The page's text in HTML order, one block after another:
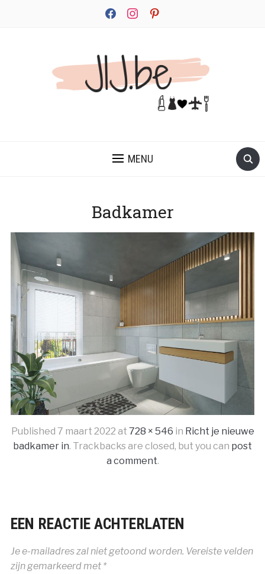
facebookinstagrampinterest
MENU
Badkamer
Published 7 maart 2022 at 728 × 546 in Richt je nieuwe
badkamer in. Trackbacks are closed, but you can post
a comment.
EEN REACTIE ACHTERLATEN
Je e-mailadres zal niet getoond worden. Vereiste velden
zijn gemarkeerd met *